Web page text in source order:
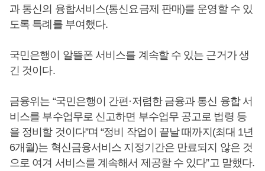
과 통신의 융합서비스(통신요금제 판매)를 운영할 수 있
도록 특례를 부여했다.
국민은행이 알뜰폰 서비스를 계속할 수 있는 근거가 생
긴 것이다.
금융위는 “국민은행이 간편·저렴한 금융과 통신 융합 서
비스를 부수업무로 신고하면 부수업무 공고로 법령 등
을 정비할 것이다”며 “정비 작업이 끝날 때까지(최대 1년
6개월)는 혁신금융서비스 지정기간은 만료되지 않은 것
으로 여겨 서비스를 계속해서 제공할 수 있다”고 말했다.